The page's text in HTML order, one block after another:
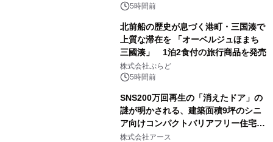
5時間前
北前船の歴史が息づく港町・三国湊で
上質な滞在を 「オーベルジュほまち
三國湊」 1泊2食付の旅行商品を発売
株式会社ぷらど
5時間前
SNS200万回再生の「消えたドア」の
謎が明かされる、建築面積9坪のシニ
ア向けコンパクトバリアフリー住宅が
誕生
株式会社アース